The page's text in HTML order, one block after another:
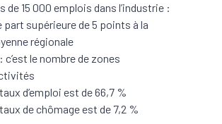
de 15 000 emplois dans l’industrie :
part supérieure de 5 points à la
régionale
c’est le nombre de zones
d’emploi est de 66,7 %
de chômage est de 7,2 %